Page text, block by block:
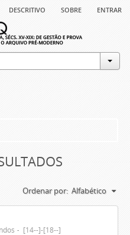
descritivo sobre entrar
Ordenar por: Alfabético
[14--]-[18--]